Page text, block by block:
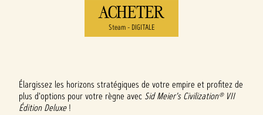
ACHETER
Steam - DIGITALE
Élargissez les horizons stratégiques de votre empire et profitez de
plus d'options pour votre règne avec Sid Meier's Civilization® VII
Édition Deluxe!